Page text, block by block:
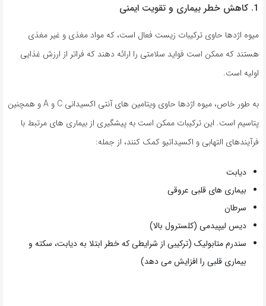
1. کاهش خطر بیماری و تقویت ایمنی
میوه اژدها حاوی ترکیبات زیست فعال است، که مواد مغذی و غیر مغذی
هستند که ممکن است فواید سلامتی را ارائه دهند که فراتر از ارزش غذایی
اولیه است.
به طور خاص، میوه اژدها حاوی ویتامین های آنتی اکسیدانی C و A و همچنین
پتاسیم است. این ترکیبات ممکن است به پیشگیری از بیماری های مرتبط با
فرآیندهای التهابی و اکسیداتیو کمک کنند، از جمله:
دیابت
بیماری های قلبی عروقی
سرطان
دیس لیپیدمی (کلسترول بالا)
سندرم متابولیک (ترکیبی از شرایطی که خطر ابتلا به دیابت، سکته و
بیماری قلبی را افزایش می دهد)